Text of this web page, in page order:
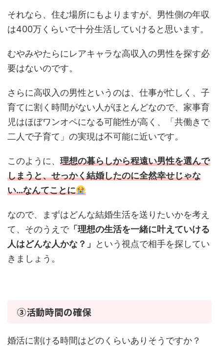
それなら、住む場所にもよりますが、男性側の年収
は400万くらいで十分生活していけると思います。
むやみやたらにレアキャラな高収入の男性を探す必
要はないのです。
さらに高収入の男性というのは、仕事が忙しく、子
育てに割く時間がない人がほとんどなので、家事育
児はほぼワンオペになる可能性が高く、「共働きで
二人で子育て」の実現は不可能に近いです。
このように、 理想の暮らしから程遠い男性を選んで
しまうと、せっかく結婚したのに全然幸せじゃな
い…なんてことに
なので、まずはどんな結婚生活を送りたいかを考え
て、そのうえで「理想の生活を一緒に叶えていける
人はどんな人かな？」
という視点で相手を探してい
きましょう。
③活動時間の確保
婚活に割ける時間はどのくらいありそうですか？